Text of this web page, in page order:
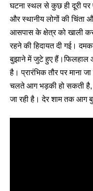
घटना स्थल से कुछ ही दूरी पर
और स्थानीय लोगों की चिंता
आसपास के क्षेत्र को खाली
रहने की हिदायत दी गई।
बुझाने में जुटे हुए हैं।फिलहाल
है। प्रारंभिक तौर पर माना
चलते आग भड़की हो सकती है,
जा रही है। देर शाम तक आग